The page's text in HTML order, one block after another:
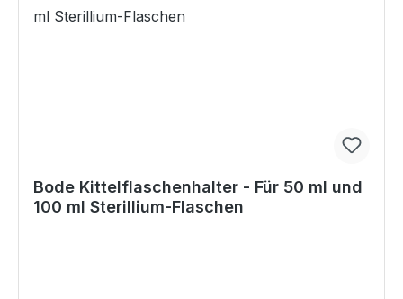
Bode Kittelflaschenhalter - Für 50 ml und
100 ml Sterillium-Flaschen